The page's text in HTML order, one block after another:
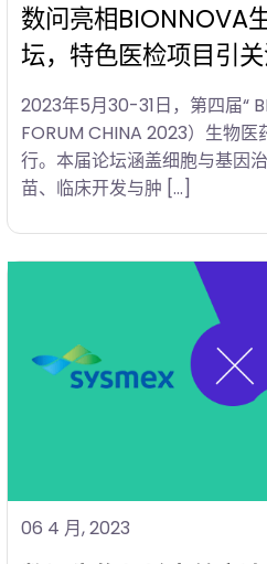
数问亮相BIONNOVA
坛，特色医检项目引
2023年5月30-31日，第四届“
FORUM CHINA 2023）生物医
行。本届论坛涵盖细胞与基因
苗、临床开发与肿 […]
06 4 月, 2023